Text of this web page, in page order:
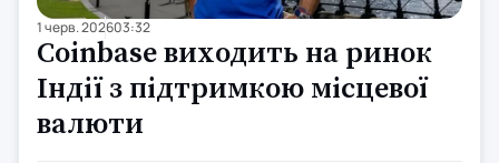
1 черв. 202603:32
Coinbase виходить на ринок
Індії з підтримкою місцевої
валюти